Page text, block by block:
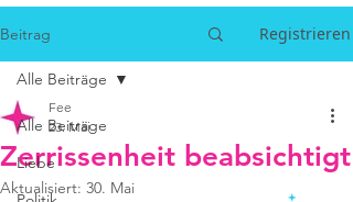
Beitrag Registrieren
Alle Beiträge
Liebe
Alle Beiträge
Zerrissenheit beabsichtigt
Fee
23. Mai
Aktualisiert: 30. Mai